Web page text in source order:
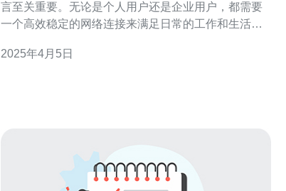
言至关重要。无论是个人用户还是企业用户，都需要
一个高效稳定的网络连接来满足日常的工作和生活需
连接体验。 CN2网络是中国电信提供的一种高性能国
2025年4月5日